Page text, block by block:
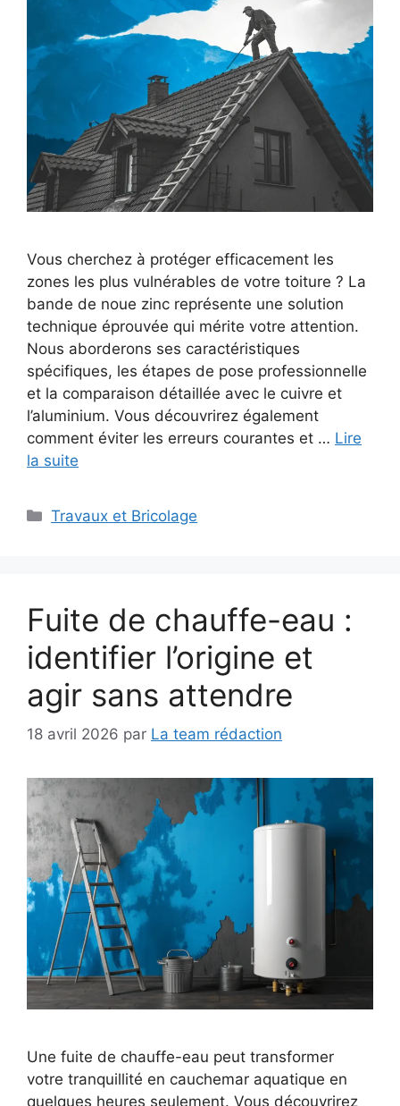
Vous cherchez à protéger efficacement les
zones les plus vulnérables de votre toiture ? La
bande de noue zinc représente une solution
technique éprouvée qui mérite votre attention.
Nous aborderons ses caractéristiques
spécifiques, les étapes de pose professionnelle
et la comparaison détaillée avec le cuivre et
l’aluminium. Vous découvrirez également
comment éviter les erreurs courantes et … Lire
la suite
Catégories
Travaux et Bricolage
Fuite de chauffe-eau :
identifier l’origine et
agir sans attendre
18 avril 2026 par La team rédaction
Une fuite de chauffe-eau peut transformer
votre tranquillité en cauchemar aquatique en
quelques heures seulement. Vous découvrirez